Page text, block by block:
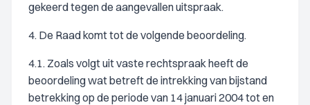
gekeerd tegen de aangevallen uitspraak.
4. De Raad komt tot de volgende beoordeling.
4.1. Zoals volgt uit vaste rechtspraak heeft de
beoordeling wat betreft de intrekking van bijstand
betrekking op de periode van 14 januari 2004 tot en